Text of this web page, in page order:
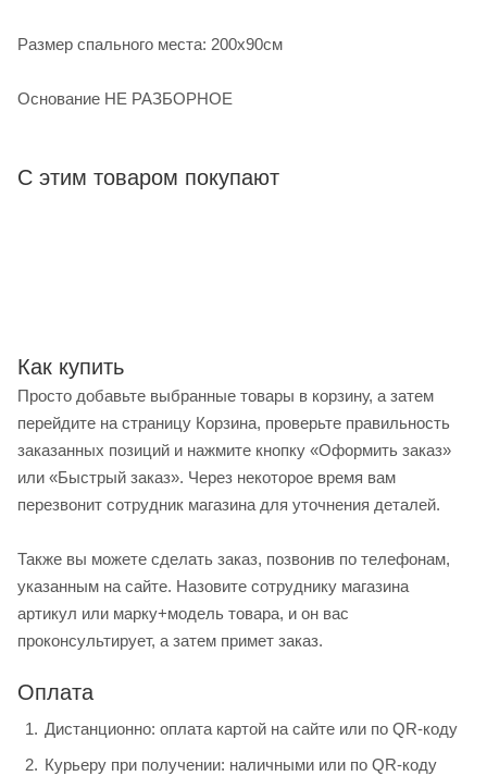
Размер спального места: 200х90см
Основание НЕ РАЗБОРНОЕ
С этим товаром покупают
Как купить
Просто добавьте выбранные товары в корзину, а затем
перейдите на страницу Корзина, проверьте правильность
заказанных позиций и нажмите кнопку «Оформить заказ»
или «Быстрый заказ». Через некоторое время вам
перезвонит сотрудник магазина для уточнения деталей.
Также вы можете сделать заказ, позвонив по телефонам,
указанным на сайте. Назовите сотруднику магазина
артикул или марку+модель товара, и он вас
проконсультирует, а затем примет заказ.
Оплата
Дистанционно: оплата картой на сайте или по QR-коду
Курьеру при получении: наличными или по QR-коду